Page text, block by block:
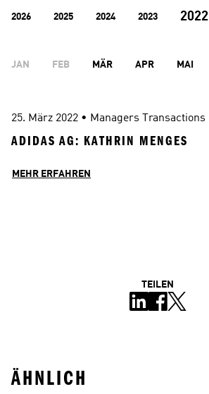
2026 2025 2024 2023 2022
JAN FEB MÄR APR MAI
25. März 2022 • Managers Transactions
ADIDAS AG: KATHRIN MENGES
MEHR ERFAHREN
TEILEN
ÄHNLICH